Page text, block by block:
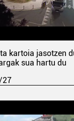
kartoia jasotzen
sua hartu du
27